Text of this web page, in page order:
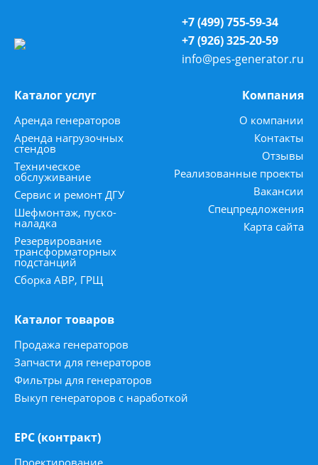
+7 (499) 755-59-34
+7 (926) 325-20-59
info@pes-generator.ru
Каталог услуг
Аренда генераторов
Аренда нагрузочных
стендов
Техническое
обслуживание
Сервис и ремонт ДГУ
Шефмонтаж, пуско-
наладка
Резервирование
трансформаторных
подстанций
Сборка АВР, ГРЩ
Компания
О компании
Контакты
Отзывы
Реализованные проекты
Вакансии
Спецпредложения
Карта сайта
Каталог товаров
Продажа генераторов
Запчасти для генераторов
Фильтры для генераторов
Выкуп генераторов с наработкой
ЕРС (контракт)